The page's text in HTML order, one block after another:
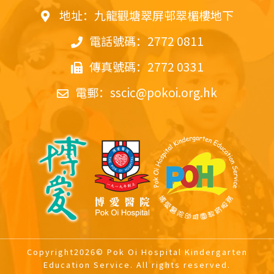
地址：九龍觀塘翠屏邨翠楣樓地下
電話號碼：2772 0811
傳真號碼：2772 0331
電郵： sscic@pokoi.org.hk
Copyright2026© Pok Oi Hospital Kindergarten
Education Service. All rights reserved.